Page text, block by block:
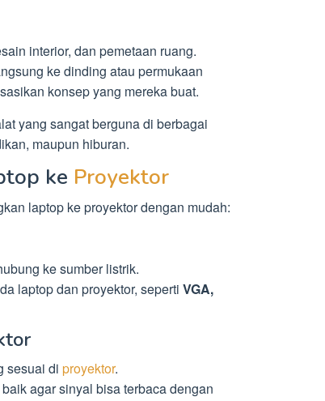
interior, dan pemetaan ruang.
ke dinding atau permukaan
konsep yang mereka buat.
yang sangat berguna di berbagai
maupun hiburan.
ke Proyektor
laptop ke proyektor dengan mudah:
ke sumber listrik.
laptop dan proyektor, seperti VGA,
sesuai di proyektor.
agar sinyal bisa terbaca dengan